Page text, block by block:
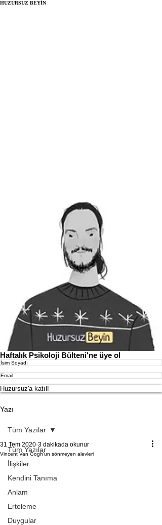
HUZURSUZ BEYİN
Haftalık Psikoloji Bülteni'ne üye ol
Huzursuz'a katıl!
Yazı
Tüm Yazılar
İlişkiler
Kendini Tanıma
Anlam
Erteleme
Duygular
Tüm Yazılar
Vincent Van Gogh'un sönmeyen alevleri
31 Tem 2020 3 dakikada okunur